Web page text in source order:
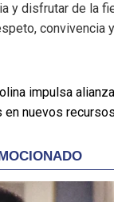
y disfrutar de la
convivencia